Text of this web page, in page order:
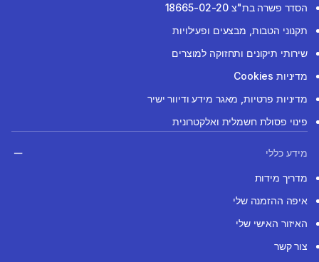
הסדר פשרה בת"צ 18665-02-20
תקנוני הטבות, מבצעים ופעילויות
שירותי תיקונים ותחזוקה למוצרים
מדיניות Cookies
מדיניות פרטיות, מאגר מידע ודיוור ישיר
פינוי פסולת חשמלית ואלקטרונית
מידע כללי
מדריך מידות
איפה ההזמנה שלי
האיזור האישי שלי
צור קשר